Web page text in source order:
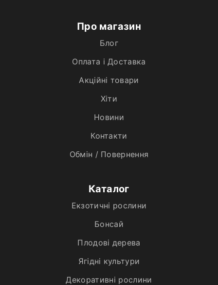
Про магазин
Блог
Оплата і Доставка
Акційні товари
Хiти
Новини
Контакти
Обмін / Повернення
Каталог
Екзотичні рослини
Бонсай
Плодові дерева
Ягідні культури
Декоративні рослини